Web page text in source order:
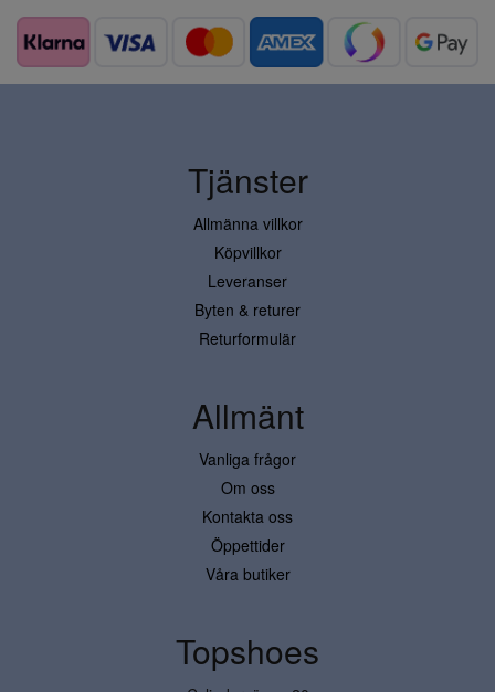
Tjänster
Allmänna villkor
Köpvillkor
Leveranser
Byten & returer
Returformulär
Allmänt
Vanliga frågor
Om oss
Kontakta oss
Öppettider
Våra butiker
Topshoes